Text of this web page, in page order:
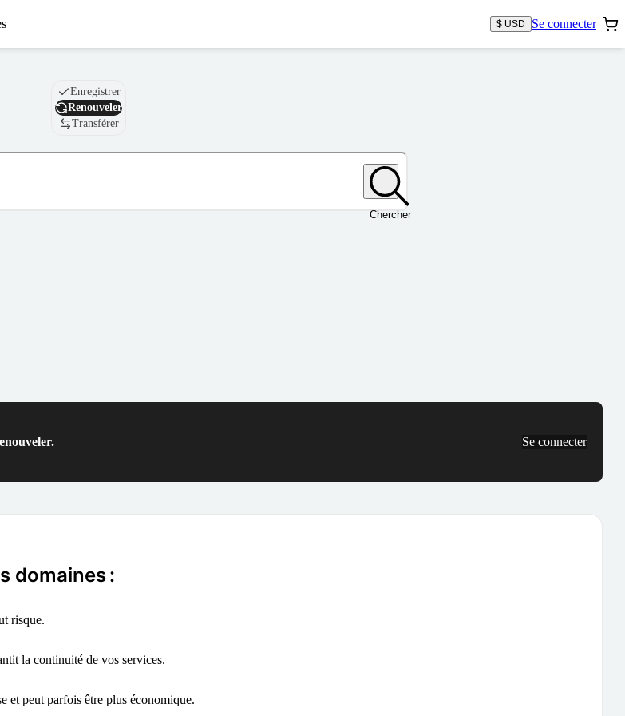
$ USD Se connecter
Nom de domaine
Enregistrer
Renouveler
Transférer
Chercher
Se connecter
domaines :
risque.
la continuité de vos services.
et peut parfois être plus économique.